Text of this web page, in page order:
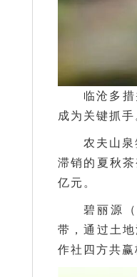
临沧多
成为关键抓手
农夫山
滞销的夏秋
亿元。
碧丽源
带，通过土
作社四方共赢